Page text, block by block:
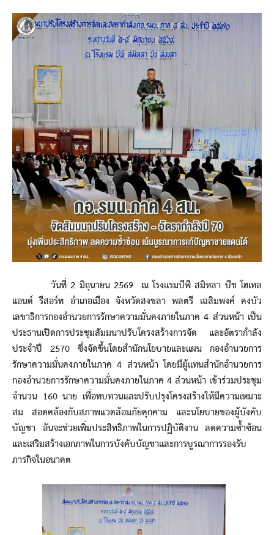
วันที่ 2 มิถุนายน 2569 ณ โรงแรมบีพี สมิหลา บีช โฮเทล
แอนด์ รีสอร์ท อำเภอเมือง จังหวัดสงขลา พลตรี เฉลิมพงค์ คงบัว
เลขาธิการกองอำนวยการรักษาความมั่นคงภายในภาค 4 ส่วนหน้า เป็น
ประธานเปิดการประชุมสัมมนาปรับโครงสร้างการจัด และอัตรากำลัง
ประจำปี 2570 ซึ่งจัดขึ้นโดยสำนักนโยบายและแผน กองอำนวยการ
รักษาความมั่นคงภายในภาค 4 ส่วนหน้า โดยมีผู้แทนสำนักอำนวยการ
กองอำนวยการรักษาความมั่นคงภายในภาค 4 ส่วนหน้า เข้าร่วมประชุม
จำนวน 160 นาย เพื่อทบทวนและปรับปรุงโครงสร้างให้มีความเหมาะ
สม สอดคล้องกับสภาพแวดล้อมภัยคุกคาม และนโยบายของผู้บังคับ
บัญชา อันจะช่วยเพิ่มประสิทธิภาพในการปฏิบัติงาน ลดความซ้ำซ้อน
และเสริมสร้างเอกภาพในการบังคับบัญชาและการบูรณาการรองรับ
ภารกิจในอนาคต